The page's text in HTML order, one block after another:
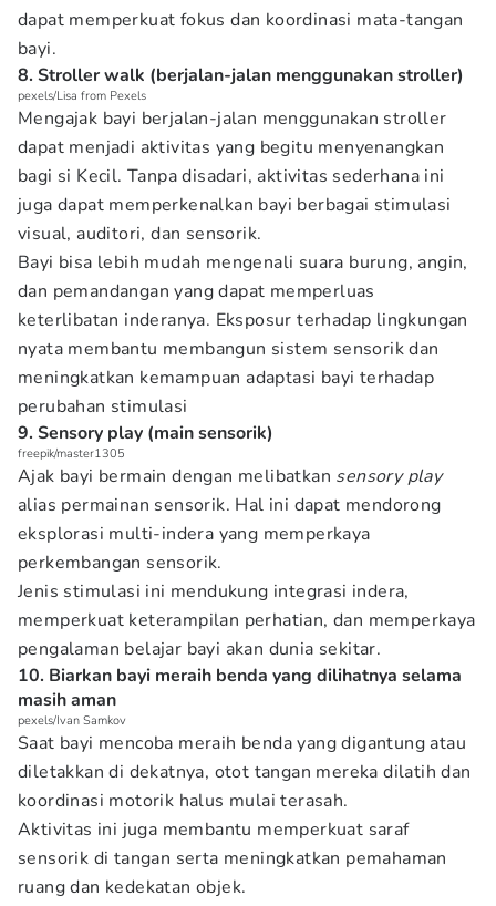
dapat memperkuat fokus dan koordinasi mata-tangan
bayi.
8. Stroller walk (berjalan-jalan menggunakan stroller)
pexels/Lisa from Pexels
Mengajak bayi berjalan-jalan menggunakan stroller
dapat menjadi aktivitas yang begitu menyenangkan
bagi si Kecil. Tanpa disadari, aktivitas sederhana ini
juga dapat memperkenalkan bayi berbagai stimulasi
visual, auditori, dan sensorik.
Bayi bisa lebih mudah mengenali suara burung, angin,
dan pemandangan yang dapat memperluas
keterlibatan inderanya. Eksposur terhadap lingkungan
nyata membantu membangun sistem sensorik dan
meningkatkan kemampuan adaptasi bayi terhadap
perubahan stimulasi
9. Sensory play (main sensorik)
freepik/master1305
Ajak bayi bermain dengan melibatkan sensory play
alias permainan sensorik. Hal ini dapat mendorong
eksplorasi multi-indera yang memperkaya
perkembangan sensorik.
Jenis stimulasi ini mendukung integrasi indera,
memperkuat keterampilan perhatian, dan memperkaya
pengalaman belajar bayi akan dunia sekitar.
10. Biarkan bayi meraih benda yang dilihatnya selama
masih aman
pexels/Ivan Samkov
Saat bayi mencoba meraih benda yang digantung atau
diletakkan di dekatnya, otot tangan mereka dilatih dan
koordinasi motorik halus mulai terasah.
Aktivitas ini juga membantu memperkuat saraf
sensorik di tangan serta meningkatkan pemahaman
ruang dan kedekatan objek.